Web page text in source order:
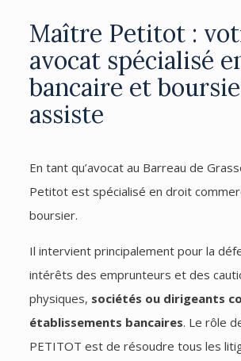
Maître Petitot :
avocat spécialisé
bancaire et
assiste
En tant qu’avocat au Barreau de
Petitot est spécialisé en droit
boursier.
Il intervient principalement pour la
intérêts des emprunteurs et des
physiques, sociétés ou dirigeants
établissements bancaires. Le rôle
PETITOT est de résoudre tous les